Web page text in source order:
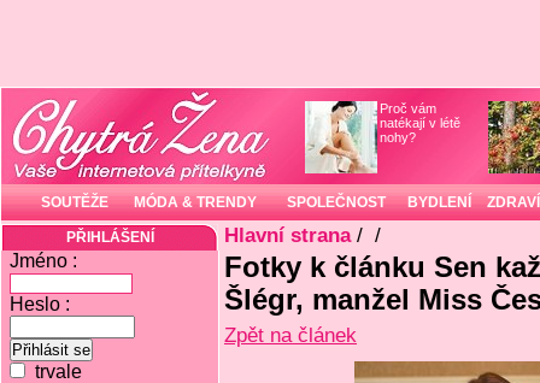
Proč vám
natékají v létě
nohy?
SOUTĚŽE MÓDA & TRENDY SPOLEČNOST BYDLENÍ ZDRAVÍ
PŘIHLÁŠENÍ
Jméno :
Heslo :
trvale
Hlavní strana/ /
Fotky k článku Sen
Šlégr, manžel Miss
Zpět na článek